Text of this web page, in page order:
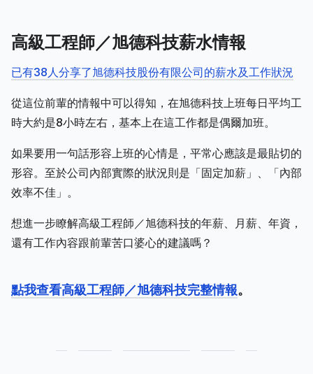
高級工程師／旭德科技薪水情報
已有38人分享了旭德科技股份有限公司的薪水及工作狀況
從這位前輩的情報中可以得知，在旭德科技上班每日平均工
時大約是8小時左右，基本上在這工作都是偶爾加班。
如果要用一句話形容上班的心情是，平常心應該是最貼切的
形容。至於公司內部實際的狀況則是「固定加薪」、「內部
效率不佳」。
想進一步瞭解高級工程師／旭德科技的年薪、月薪、年資，
還有工作內容跟前輩苦口婆心的建議嗎？
點我查看高級工程師／旭德科技完整情報。